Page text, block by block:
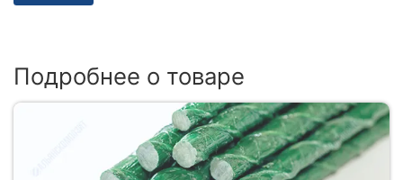
Подробнее о товаре